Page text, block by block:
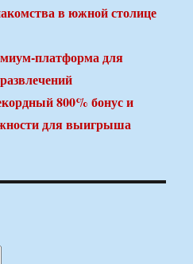
в южной столице
платформа для
800% бонус и
для выигрыша